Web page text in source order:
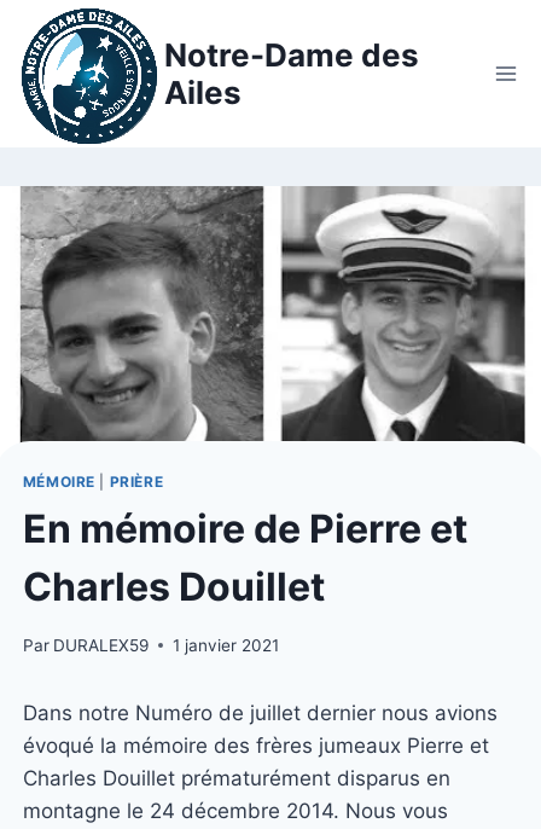
Notre-Dame des
Ailes
MÉMOIRE PRIÈRE
En mémoire de Pierre et
Charles Douillet
Par DURALEX59 1 janvier 2021
Dans notre Numéro de juillet dernier nous avions
évoqué la mémoire des frères jumeaux Pierre et
Charles Douillet prématurément disparus en
montagne le 24 décembre 2014. Nous vous